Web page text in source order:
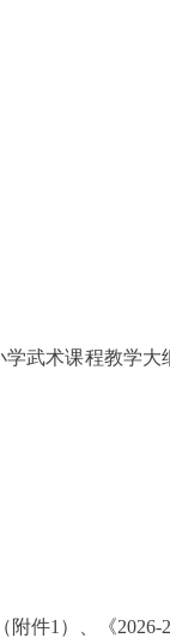
武术课程教学大
件1）、《2026-